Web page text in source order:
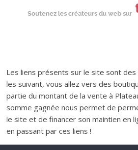
Soutenez les créateurs du web sur
Les liens présents sur le site sont des
les suivant, vous allez vers des
partie du montant de la vente à
somme gagnée nous permet de
le site et de financer son maintien en
en passant par ces liens !